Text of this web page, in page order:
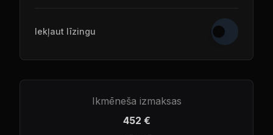
Iekļaut līzingu
Ikmēneša izmaksas
452 €